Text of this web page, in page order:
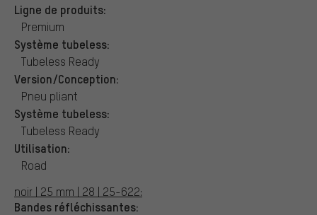
Ligne de produits:
Premium
Système tubeless:
Tubeless Ready
Version/Conception:
Pneu pliant
Système tubeless:
Tubeless Ready
Utilisation:
Road
noir | 25 mm | 28 | 25-622:
Bandes réfléchissantes: